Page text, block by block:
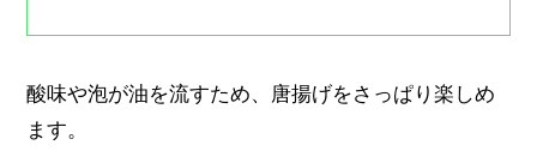
酸味や泡が油を流すため、唐揚げをさっぱり楽しめ
ます。